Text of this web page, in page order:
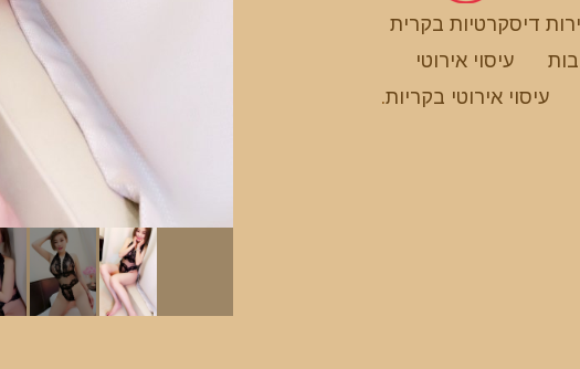
דיסקרטיות בקרית
עיסוי אירוטי
עיסוי אירוטי בקריות.